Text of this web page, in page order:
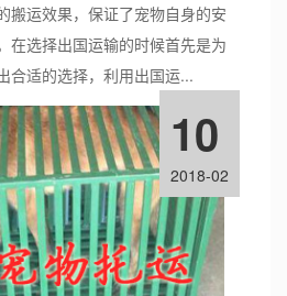
搬运效果，保证了宠物自身的安
在选择出国运输的时候首先是为
合适的选择，利用出国运...
10
2018-02